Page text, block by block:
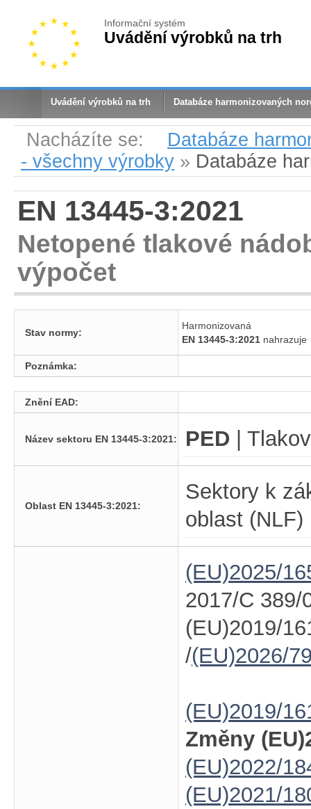
Informační systém
Uvádění výrobků na trh
Uvádění výrobků na trh Databáze harmonizovaných
Nacházíte se:
Databáze
- všechny výrobky » Databáze
EN 13445-3:2021
Netopené tlakové
výpočet
Stav normy:
Harmonizovaná
EN 13445-3:2021
Poznámka:
Znění EAD:
Název sektoru EN 13445-3:2021: PED |
Oblast EN 13445-3:2021:
Sektory k
oblast (NLF)
(EU)2025/
2017/C
(EU)2019/
/(EU)2026/
(EU)2019/
Změny
(EU)2022/
(EU)2021/